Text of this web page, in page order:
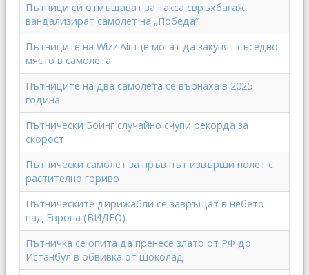
Пътници си отмъщават за такса свръхбагаж,
вандализират самолет на „Победа“
Пътниците на Wizz Air ще могат да закупят съседно
място в самолета
Пътниците на два самолета се върнаха в 2025
година
Пътнически Боинг случайно счупи рекорда за
скорост
Пътнически самолет за пръв път извърши полет с
растително гориво
Пътническите дирижабли се завръщат в небето
над Европа (ВИДЕО)
Пътничка се опита да пренесе злато от РФ до
Истанбул в обвивка от шоколад